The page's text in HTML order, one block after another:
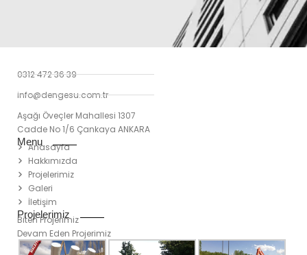
0312 472 36 39
info@dengesu.com.tr
Aşağı Öveçler Mahallesi 1307
Cadde No 1/6 Çankaya ANKARA
Menu
Anasayfa
Hakkımızda
Projelerimiz
Galeri
İletişim
Projelerimiz
Biten Projerimiz
Devam Eden Projerimiz